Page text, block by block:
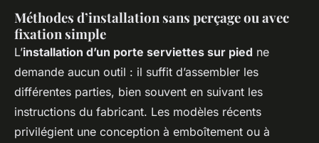
Méthodes d’installation sans perçage ou avec
fixation simple
L’installation d’un porte serviettes sur pied ne
demande aucun outil : il suffit d’assembler les
différentes parties, bien souvent en suivant les
instructions du fabricant. Les modèles récents
privilégient une conception à emboîtement ou à